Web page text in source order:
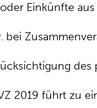
Einkünfte
des
2019 führt zu